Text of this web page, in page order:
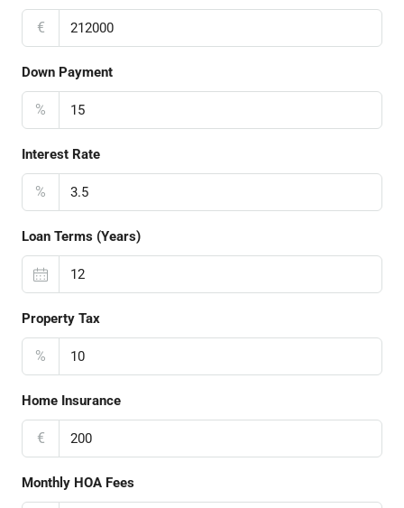
€
Down Payment
%
Interest Rate
%
Loan Terms (Years)
Property Tax
%
Home Insurance
€
Monthly HOA Fees